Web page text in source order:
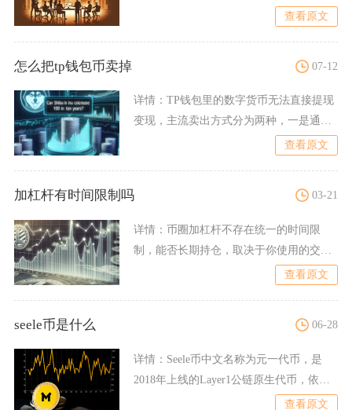
查看原文
怎么把tp钱包币卖掉 07-12
详情： TP钱包里的数字货币无法直接提现
变现，主流卖出方式分为两种，一是通过
查看原文
加杠杆有时间限制吗 03-21
详情： 币圈加杠杆不存在统一的时间限
制，能否长期持仓，取决于你使用的交易
品种，交割合约杠杆存在硬性
查看原文
seele币是什么 06-28
详情： Seele币中文名称为元一代币，是
2018年上线的Layer1公链原生代币，依托
查看原文